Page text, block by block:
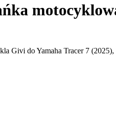
Givi do Yamaha Tracer 7